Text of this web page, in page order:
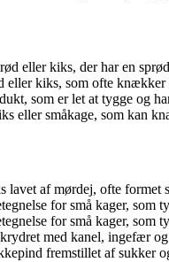
eller kiks, der har en
eller kiks, som ofte knækker
som er let at tygge og
eller småkage, som kan
lavet af mørdej, ofte formet
for små kager, som
for små kager, som
med kanel, ingefær
fremstillet af sukker